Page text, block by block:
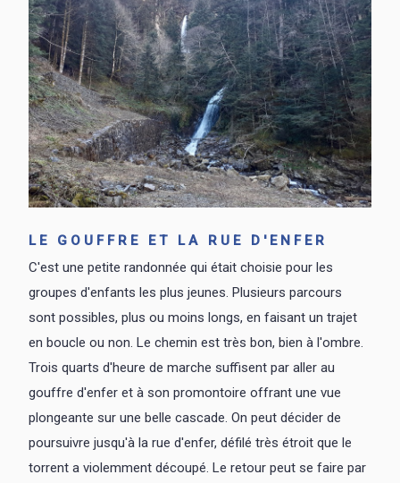
LE GOUFFRE ET LA RUE D'ENFER
C'est une petite randonnée qui était choisie pour les
groupes d'enfants les plus jeunes. Plusieurs parcours
sont possibles, plus ou moins longs, en faisant un trajet
en boucle ou non. Le chemin est très bon, bien à l'ombre.
Trois quarts d'heure de marche suffisent par aller au
gouffre d'enfer et à son promontoire offrant une vue
plongeante sur une belle cascade. On peut décider de
poursuivre jusqu'à la rue d'enfer, défilé très étroit que le
torrent a violemment découpé. Le retour peut se faire par